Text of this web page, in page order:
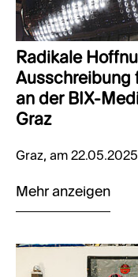
Radikale
Ausschreibung
an der BIX-
Graz
Graz, am 22.05.2025
Mehr anzeigen